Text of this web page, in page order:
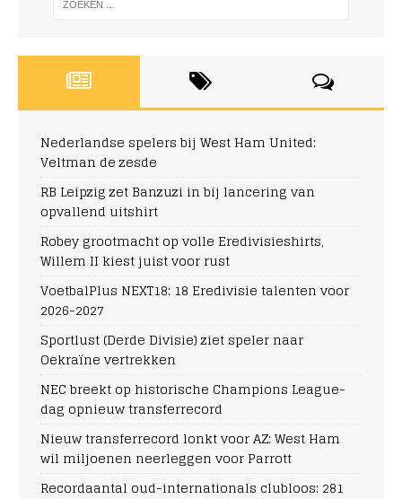
Nederlandse spelers bij West Ham United:
Veltman de zesde
RB Leipzig zet Banzuzi in bij lancering van
opvallend uitshirt
Robey grootmacht op volle Eredivisieshirts,
Willem II kiest juist voor rust
VoetbalPlus NEXT18: 18 Eredivisie talenten voor
2026-2027
Sportlust (Derde Divisie) ziet speler naar
Oekraïne vertrekken
NEC breekt op historische Champions League-
dag opnieuw transferrecord
Nieuw transferrecord lonkt voor AZ: West Ham
wil miljoenen neerleggen voor Parrott
Recordaantal oud-internationals clubloos: 281